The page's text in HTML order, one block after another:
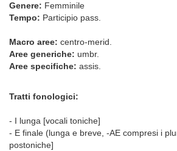
Genere: Femminile
Tempo: Participio pass.
Macro aree: centro-merid.
Aree generiche: umbr.
Aree specifiche: assis.
Tratti fonologici:
- I lunga [vocali toniche]
- E finale (lunga e breve, -AE compresi i
postoniche]